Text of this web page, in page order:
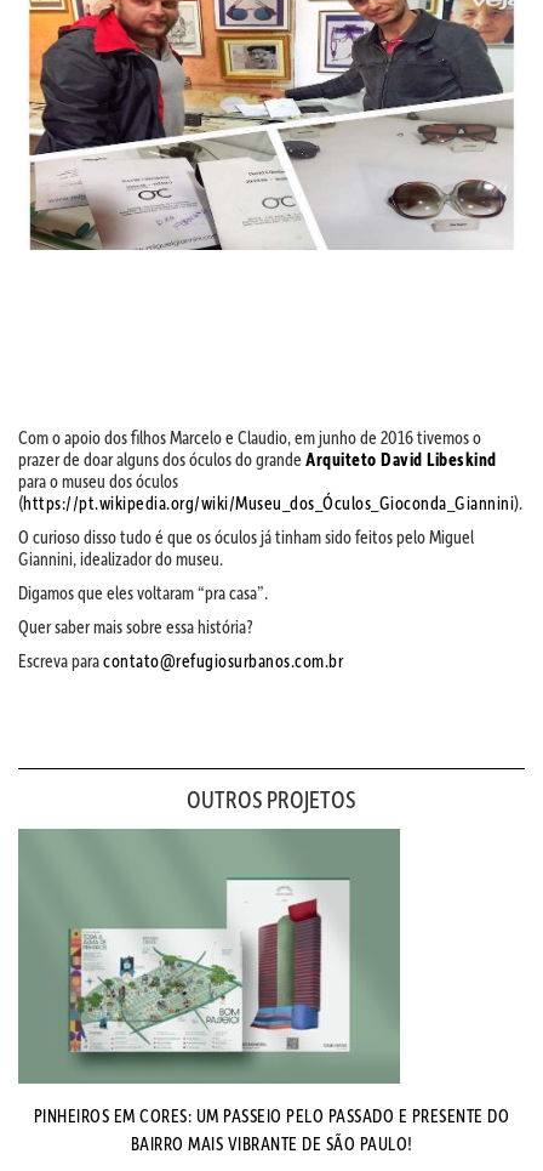
Com o apoio dos filhos Marcelo e Claudio, em junho de 2016 tivemos o
prazer de doar alguns dos óculos do grande Arquiteto David Libeskind
para o museu dos óculos
(https://pt.wikipedia.org/wiki/Museu_dos_Óculos_Gioconda_Giannini).
O curioso disso tudo é que os óculos já tinham sido feitos pelo Miguel
Giannini, idealizador do museu.
Digamos que eles voltaram “pra casa”.
Quer saber mais sobre essa história?
Escreva paracontato@refugiosurbanos.com.br
OUTROS PROJETOS
PINHEIROS EM CORES: UM PASSEIO PELO PASSADO E PRESENTE DO
BAIRRO MAIS VIBRANTE DE SÃO PAULO!